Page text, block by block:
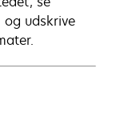
udskrive